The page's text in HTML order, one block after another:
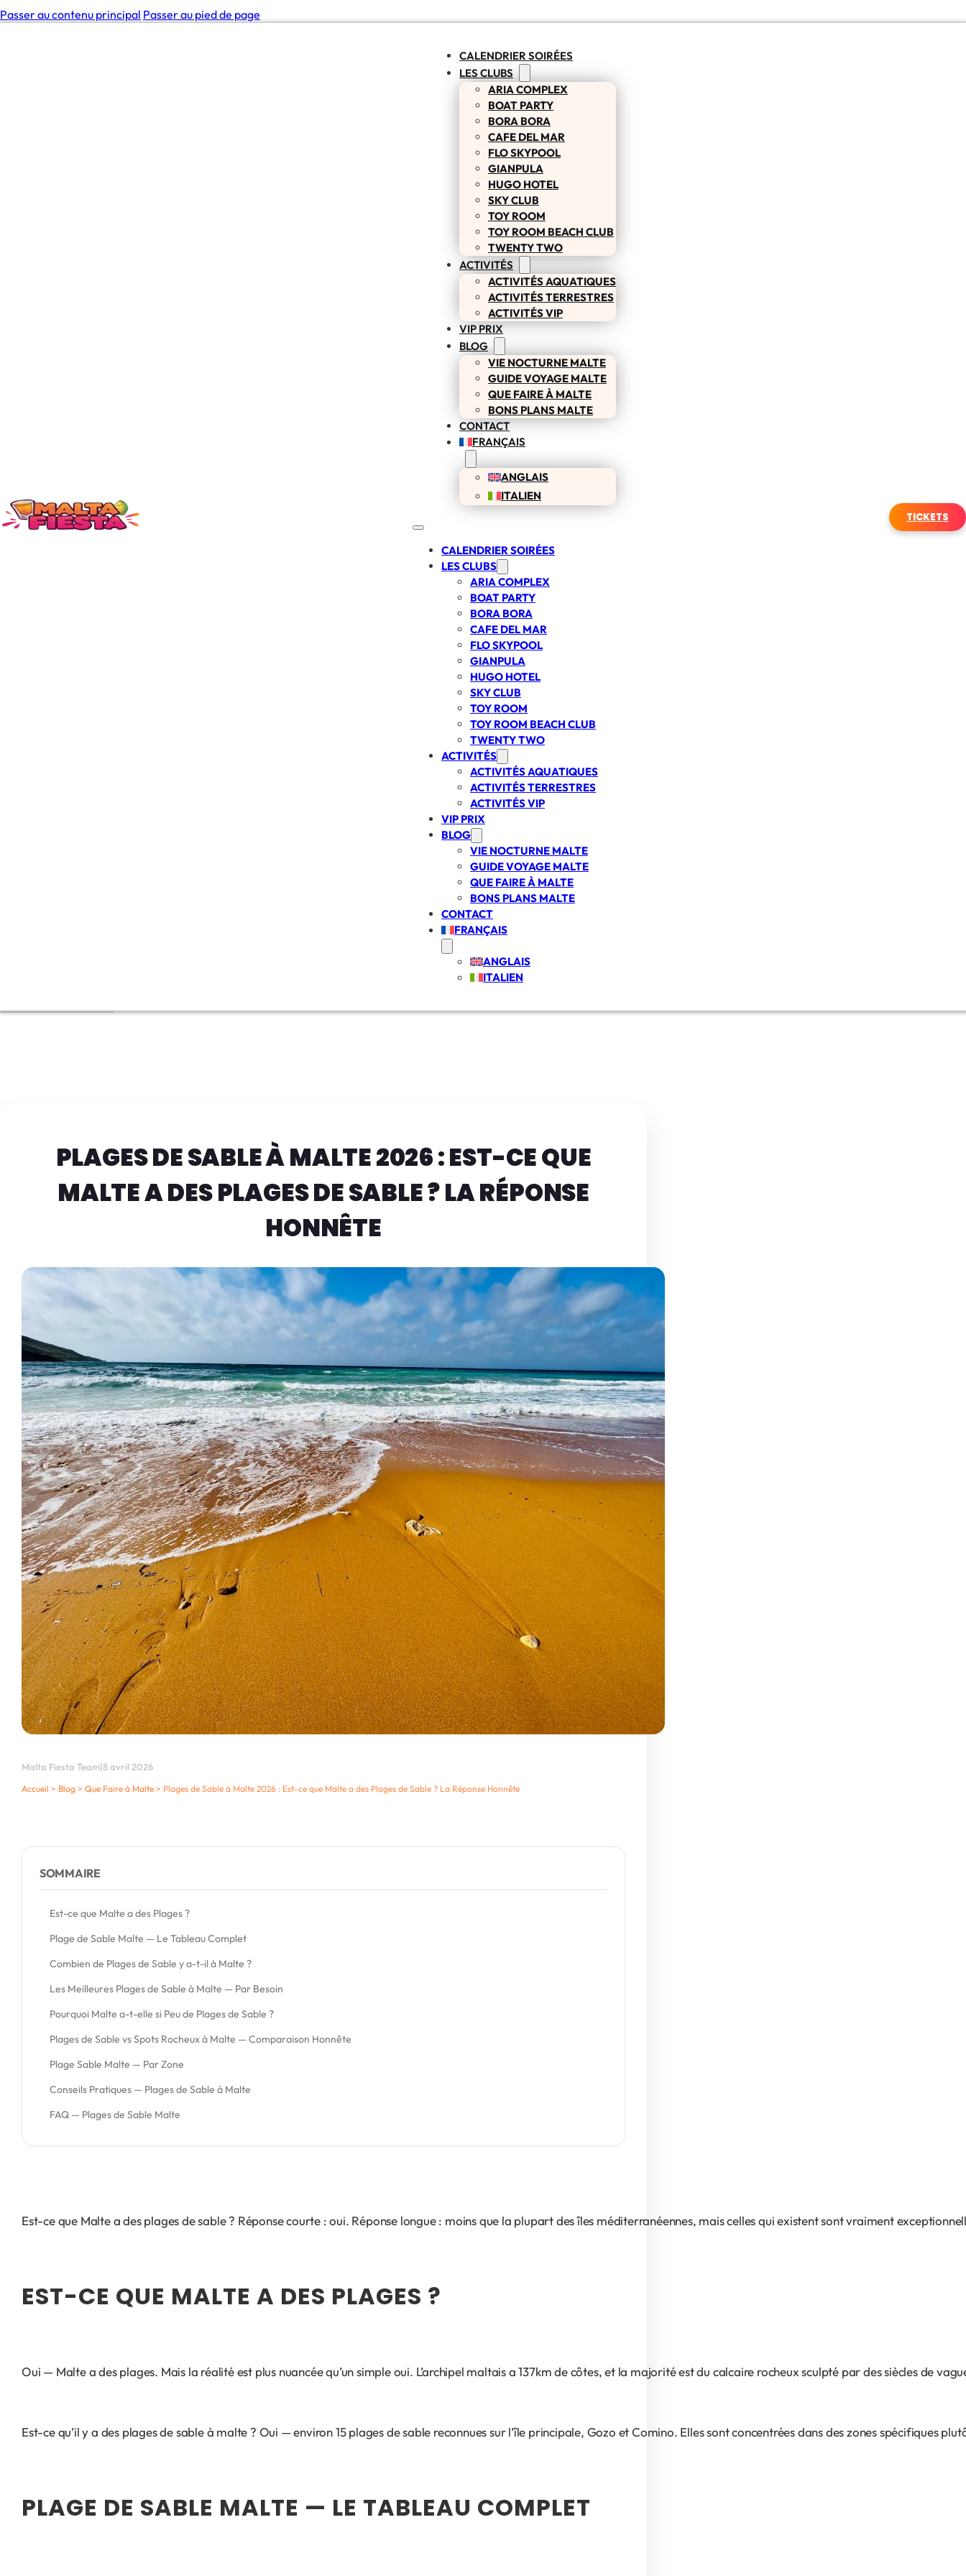
Passer au contenu principal Passer au pied de page
CALENDRIER SOIRÉES
LES CLUBS
ARIA COMPLEX
BOAT PARTY
BORA BORA
CAFE DEL MAR
FLO SKYPOOL
GIANPULA
HUGO HOTEL
SKY CLUB
TOY ROOM
TOY ROOM BEACH CLUB
TWENTY TWO
ACTIVITÉS
ACTIVITÉS AQUATIQUES
ACTIVITÉS TERRESTRES
ACTIVITÉS VIP
VIP PRIX
BLOG
VIE NOCTURNE MALTE
GUIDE VOYAGE MALTE
QUE FAIRE À MALTE
BONS PLANS MALTE
CONTACT
FRANÇAIS
ANGLAIS
ITALIEN
CALENDRIER SOIRÉES
LES CLUBS
ARIA COMPLEX
BOAT PARTY
BORA BORA
CAFE DEL MAR
FLO SKYPOOL
GIANPULA
HUGO HOTEL
SKY CLUB
TOY ROOM
TOY ROOM BEACH CLUB
TWENTY TWO
ACTIVITÉS
ACTIVITÉS AQUATIQUES
ACTIVITÉS TERRESTRES
ACTIVITÉS VIP
VIP PRIX
BLOG
VIE NOCTURNE MALTE
GUIDE VOYAGE MALTE
QUE FAIRE À MALTE
BONS PLANS MALTE
CONTACT
FRANÇAIS
ANGLAIS
ITALIEN
TICKETS
PLAGES DE SABLE À MALTE 2026 : EST-CE QUE
MALTE A DES PLAGES DE SABLE ? LA RÉPONSE
HONNÊTE
Malta Fiesta Team|8 avril 2026
Accueil > Blog > Que Faire à Malte > Plages de Sable à Malte 2026 : Est-ce que Malte a des Plages de Sable ? La Réponse Honnête
SOMMAIRE
Est-ce que Malte a des Plages ?
Plage de Sable Malte — Le Tableau Complet
Combien de Plages de Sable y a-t-il à Malte ?
Les Meilleures Plages de Sable à Malte — Par Besoin
Pourquoi Malte a-t-elle si Peu de Plages de Sable ?
Plages de Sable vs Spots Rocheux à Malte — Comparaison Honnête
Plage Sable Malte — Par Zone
Conseils Pratiques — Plages de Sable à Malte
FAQ — Plages de Sable Malte
Est-ce que Malte a des plages de sable ? Réponse courte : oui. Réponse longue : moins que la plupart des îles méditerranéennes, mais celles qui existent sont vraiment
EST-CE QUE MALTE A DES PLAGES ?
Oui — Malte a des plages. Mais la réalité est plus nuancée qu’un simple oui. L’archipel maltais a 137km de côtes, et la majorité est du calcaire rocheux sculpté par des siècles de
Est-ce qu’il y a des plages de sable à malte ? Oui — environ 15 plages de sable reconnues sur l’île principale, Gozo et Comino. Elles sont concentrées dans des zones
PLAGE DE SABLE MALTE — LE TABLEAU COMPLET